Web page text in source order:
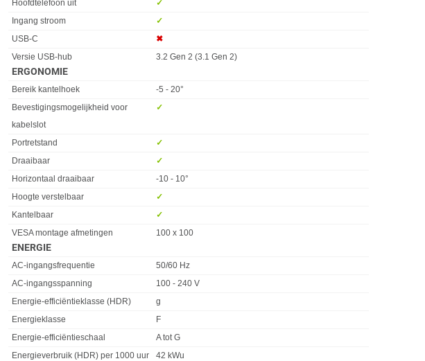
Hoofdtelefoon uit
✓︎
Ingang stroom
✓︎
USB-C
✖︎
Versie USB-hub
3.2 Gen 2 (3.1 Gen 2)
ERGONOMIE
Eigenschap Waarde
Bereik kantelhoek
-5 - 20°
Bevestigingsmogelijkheid voor
kabelslot
✓︎
Portretstand
✓︎
Draaibaar
✓︎
Horizontaal draaibaar
-10 - 10°
Hoogte verstelbaar
✓︎
Kantelbaar
✓︎
VESA montage afmetingen
100 x 100
ENERGIE
Eigenschap Waarde
AC-ingangsfrequentie
50/60 Hz
AC-ingangsspanning
100 - 240 V
Energie-efficiëntieklasse (HDR)
g
Energieklasse
F
Energie-efficiëntieschaal
A tot G
Energieverbruik (HDR) per 1000 uur
42 kWu